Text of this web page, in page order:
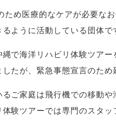
ため医療的なケアが必要な
ように活動している団体で
で海洋リハビリ体験ツア
たが、緊急事態宣言のため
ご家庭は飛行機での移動
験ツアーでは専門のスタ